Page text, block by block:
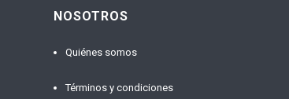
NOSOTROS
Quiénes somos
Términos y condiciones